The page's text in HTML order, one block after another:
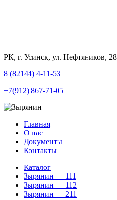
РК, г. Усинск, ул. Нефтяников, 28
8 (82144) 4-11-53
+7(912) 867-71-05
Главная
О нас
Документы
Контакты
Каталог
Зырянин — 111
Зырянин — 112
Зырянин — 211